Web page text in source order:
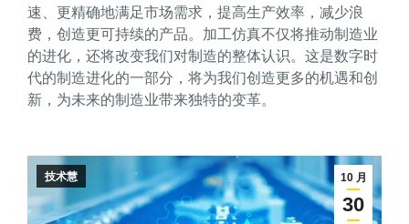
速、更精确地满足市场需求，提高生产效率，减少浪
费，创造更可持续的产品。加工仿真不仅将推动制造业
的进化，还将改变我们对制造的整体认识。这是数字时
代的制造进化的一部分，将为我们创造更多的机遇和创
新，为未来的制造业带来独特的变革。
10 月
30
技术慧